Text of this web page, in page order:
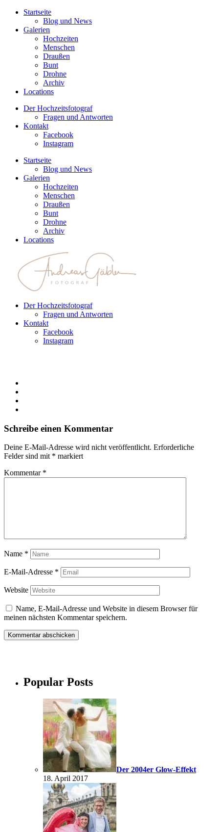
Startseite
Blog und News
Galerien
Hochzeiten
Menschen
Draußen
Bunt
Drohne
Archiv
Locations
Der Hochzeitsfotograf
Fragen und Antworten
Kontakt
Facebook
Instagram
Startseite
Blog und News
Galerien
Hochzeiten
Menschen
Draußen
Bunt
Drohne
Archiv
Locations
Der Hochzeitsfotograf
Fragen und Antworten
Kontakt
Facebook
Instagram
Schreibe einen Kommentar
Deine E-Mail-Adresse wird nicht veröffentlicht. Erforderliche
Felder sind mit * markiert
Kommentar *
Name *
E-Mail-Adresse *
Website
Name, E-Mail-Adresse und Website in diesem Browser für
meinen nächsten Kommentar speichern.
Popular Posts
Der 2004er Glow-Effekt
18. April 2017